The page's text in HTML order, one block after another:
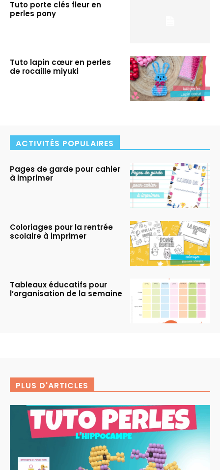
Tuto porte clés fleur en
perles pony
Tuto lapin cœur en perles
de rocaille miyuki
ACTIVITÉS POPULAIRES
Pages de garde pour cahier
à imprimer
Coloriages pour la rentrée
scolaire à imprimer
Tableaux éducatifs pour
l’organisation de la semaine
PLUS D'ARTICLES